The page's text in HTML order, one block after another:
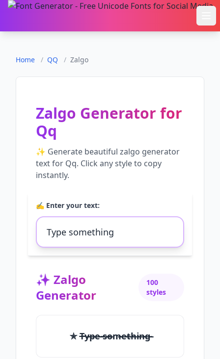
Home / QQ / Zalgo
Zalgo Generator for
Qq
✨ Generate beautiful zalgo generator
text for Qq. Click any style to copy
instantly.
✍️ Enter your text:
✨ Zalgo
Generator
100
styles
✯ T̶̴y̶̴p̶̴e̶̴ ̶̴s̶̴o̶̴m̶̴e̶̴t̶̴h̶̴i̶̴n̶̴g̶̴